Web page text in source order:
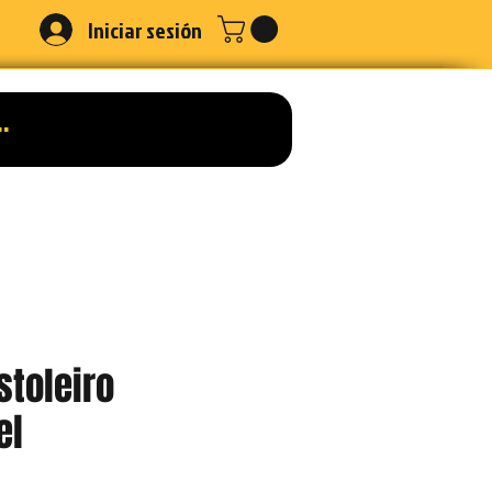
Iniciar sesión